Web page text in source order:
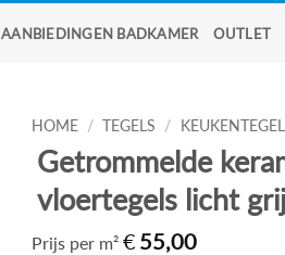
AANBIEDINGEN BADKAMER OUTLET
HOME / TEGELS /
Getrommelde
vloertegels licht
Prijs per m²€ 55,00